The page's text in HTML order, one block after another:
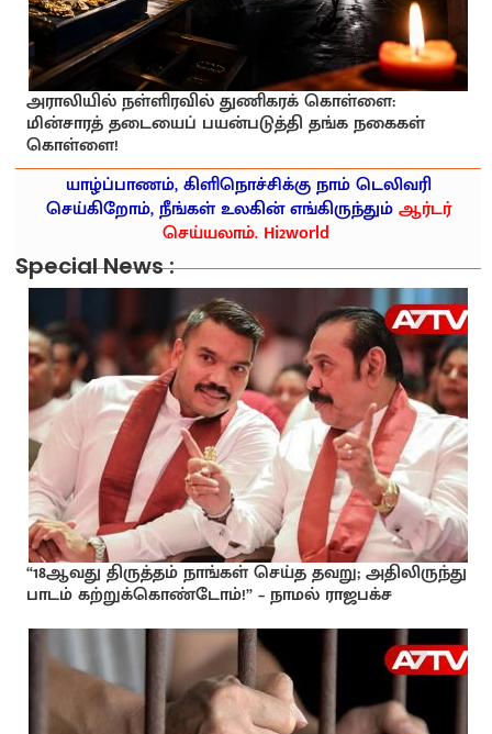
அராலியில் நள்ளிரவில் துணிகரக் கொள்ளை:
மின்சாரத் தடையைப் பயன்படுத்தி தங்க நகைகள்
கொள்ளை!
யாழ்ப்பாணம், கிளிநொச்சிக்கு நாம் டெலிவரி
செய்கிறோம், நீங்கள் உலகின் எங்கிருந்தும்ஆர்டர்
செய்யலாம். Hi2world
Special News :
“18ஆவது திருத்தம் நாங்கள் செய்த தவறு; அதிலிருந்து
பாடம் கற்றுக்கொண்டோம்!” – நாமல் ராஜபக்ச